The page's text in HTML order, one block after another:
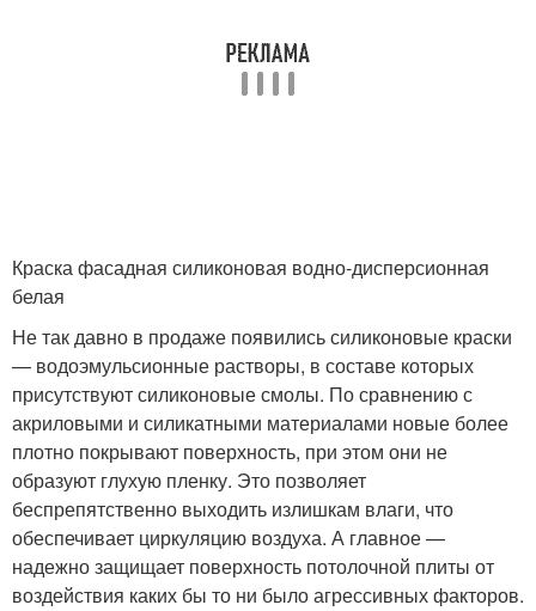
Краска фасадная силиконовая водно-дисперсионная
белая
Не так давно в продаже появились силиконовые краски
— водоэмульсионные растворы, в составе которых
присутствуют силиконовые смолы. По сравнению с
акриловыми и силикатными материалами новые более
плотно покрывают поверхность, при этом они не
образуют глухую пленку. Это позволяет
беспрепятственно выходить излишкам влаги, что
обеспечивает циркуляцию воздуха. А главное —
надежно защищает поверхность потолочной плиты от
воздействия каких бы то ни было агрессивных факторов.